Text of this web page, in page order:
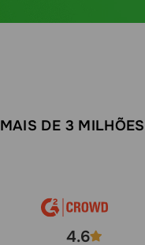
MAIS DE 3
4.6